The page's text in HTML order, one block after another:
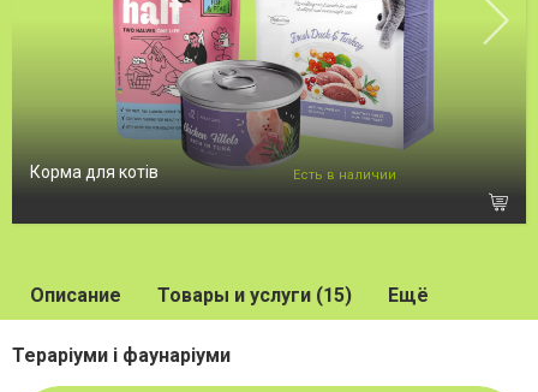
Корма для котів Есть в наличии
Описание Товары и услуги (15) Ещё
Тераріуми і фаунаріуми